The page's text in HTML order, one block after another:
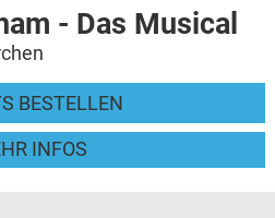
- Das Musical
BESTELLEN
INFOS